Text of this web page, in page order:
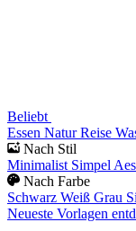
Beliebt
Essen Natur Reise
Nach Stil
Minimalist Simpel
Nach Farbe
Schwarz Weiß Grau
Neueste Vorlagen